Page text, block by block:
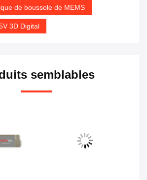
de boussole de MEMS
3D Digital
semblables